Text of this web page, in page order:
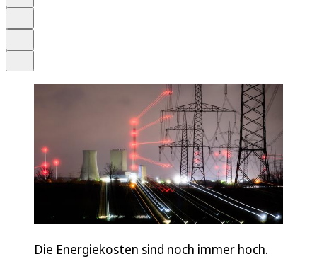
Die Energiekosten sind noch immer hoch.